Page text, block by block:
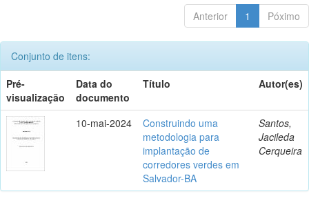
Anterior 1 Póximo
Conjunto de itens:
Pré-
visualização
Data do
documento
Título Autor(es)
10-mai-2024
Construindo uma
metodologia para
implantação de
corredores verdes em
Salvador-BA
Santos,
Jacileda
Cerqueira